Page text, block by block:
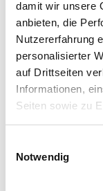
damit wir unsere
anbieten, die
Nutzererfahrung
personalisierter
auf Drittseiten
Informationen,
Seiten sowie zu
Verwendung
können Sie eine
diese ablehnen.
Notwendig
1,20 €
inkl. MwSt. |zzgl.